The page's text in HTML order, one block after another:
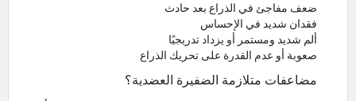
ضعف مفاجئ في الذراع بعد حادث
فقدان شديد في الإحساس
ألم شديد ومستمر أو يزداد تدريجيًا
صعوبة أو عدم القدرة على تحريك الذراع
مضاعفات متلازمة الضفيرة العضدية؟